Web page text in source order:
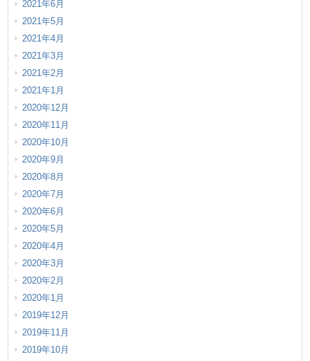
2021年6月
2021年5月
2021年4月
2021年3月
2021年2月
2021年1月
2020年12月
2020年11月
2020年10月
2020年9月
2020年8月
2020年7月
2020年6月
2020年5月
2020年4月
2020年3月
2020年2月
2020年1月
2019年12月
2019年11月
2019年10月